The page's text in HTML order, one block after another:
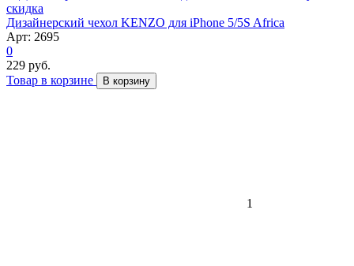
скидка
Дизайнерский чехол KENZO для iPhone 5/5S Africa
Арт: 2695
0
229 руб.
Товар в корзине
В корзину
1